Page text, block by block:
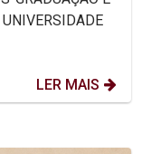
LER MAIS